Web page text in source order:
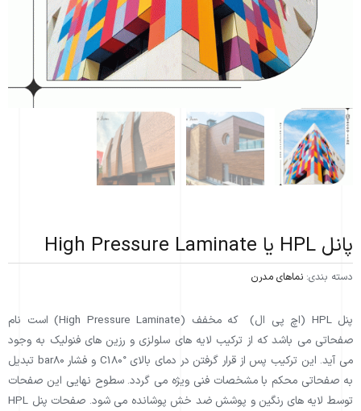
پانل HPL يا High Pressure Laminate
دسته بندی: نماهای مدرن
پنل HPL (اچ پی ال) که مخفف (High Pressure Laminate) است نام
صفحاتی می باشد که از ترکیب لایه های سلولزی و رزین های فنولیک به وجود
می آید. این ترکیب پس از قرار گرفتن در دمای بالای °C180 و فشار bar80 تبدیل
به صفحاتی محکم با مشخصات فنی ویژه می گردد. سطوح نهایی این صفحات
توسط لایه های رنگین و پوشش ضد خش پوشانده می شود. صفحات پنل HPL